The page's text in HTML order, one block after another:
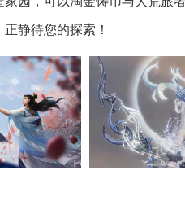
静待您的探索！